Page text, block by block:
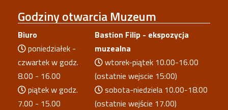
Godzinyotwarcia Muzeum
Biuro
poniedziałek -
czwartek w godz.
8.00 - 16.00
piątek w godz.
7.00 - 15.00
Bastion Filip - ekspozycja
muzealna
wtorek-piątek 10.00-16.00
(ostatnie wejscie 15:00)
sobota-niedziela 10.00-18.00
(ostatnie wejście 17.00)